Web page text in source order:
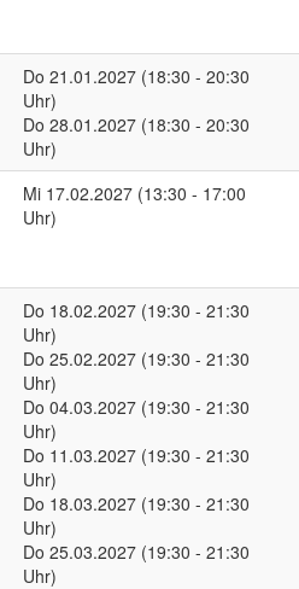
Do 21.01.2027 (18:30 - 20:30
Uhr)
Do 28.01.2027 (18:30 - 20:30
Uhr)
Mi 17.02.2027 (13:30 - 17:00
Uhr)
Do 18.02.2027 (19:30 - 21:30
Uhr)
Do 25.02.2027 (19:30 - 21:30
Uhr)
Do 04.03.2027 (19:30 - 21:30
Uhr)
Do 11.03.2027 (19:30 - 21:30
Uhr)
Do 18.03.2027 (19:30 - 21:30
Uhr)
Do 25.03.2027 (19:30 - 21:30
Uhr)